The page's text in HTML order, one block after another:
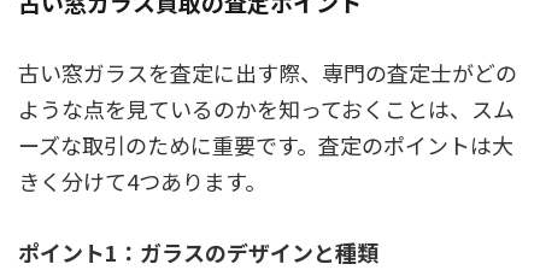
古い窓ガラスを査定に出す際、専門の査定士がどの
ような点を見ているのかを知っておくことは、スム
ーズな取引のために重要です。査定のポイントは大
きく分けて4つあります。
ポイント1：ガラスのデザインと種類